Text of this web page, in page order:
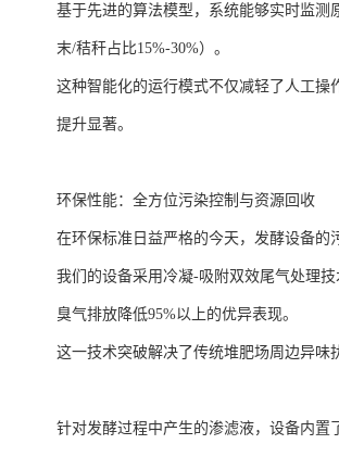
基于先进的算法模型，系统能够实时监测
末/秸秆占比15%-30%）。
这种智能化的运行模式不仅减轻了人工操
提升显著。
环保性能：全方位污染控制与资源回收
在环保标准日益严格的今天，发酵设备的
我们的设备采用冷凝-吸附双效尾气处理
臭气排放降低95%以上的优异表现。
这一技术突破解决了传统堆肥场周边异味
针对发酵过程中产生的渗滤液，设备内置